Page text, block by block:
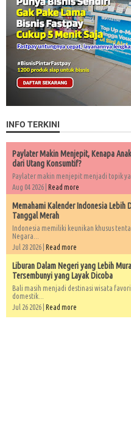
INFO TERKINI
Paylater Makin Menjepit, Kenapa
dari Utang Konsumtif?
Paylater makin menjepit menjadi topik
Aug 04 2026 | Read more
Memahami Kalender Indonesia Lebih
Tanggal Merah
Indonesia memiliki keunikan khusus
Negara...
Jul 28 2026 | Read more
Liburan Dalam Negeri yang Lebih
Tersembunyi yang Layak Dicoba
Bali masih menjadi destinasi wisata
domestik...
Jul 26 2026 | Read more